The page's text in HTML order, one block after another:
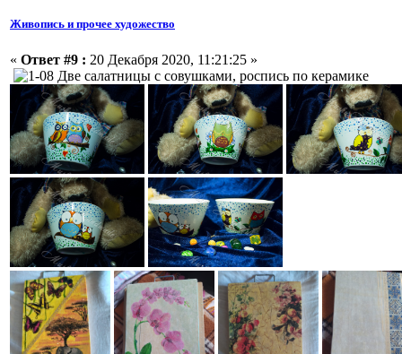
Живопись и прочее художество
« Ответ #9 : 20 Декабря 2020, 11:21:25 »
Две салатницы с совушками, роспись по керамике